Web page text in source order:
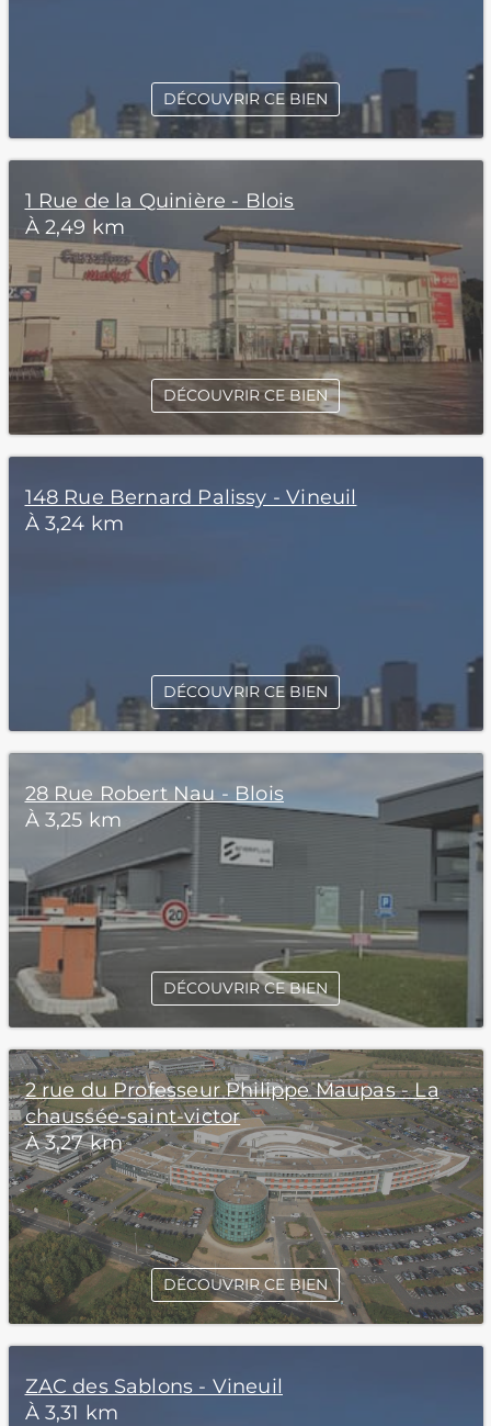
DÉCOUVRIR CE BIEN
1 Rue de la Quinière - Blois
À 2,49 km
DÉCOUVRIR CE BIEN
148 Rue Bernard Palissy - Vineuil
À 3,24 km
DÉCOUVRIR CE BIEN
28 Rue Robert Nau - Blois
À 3,25 km
DÉCOUVRIR CE BIEN
2 rue du Professeur Philippe Maupas - La
chaussée-saint-victor
À 3,27 km
DÉCOUVRIR CE BIEN
ZAC des Sablons - Vineuil
À 3,31 km